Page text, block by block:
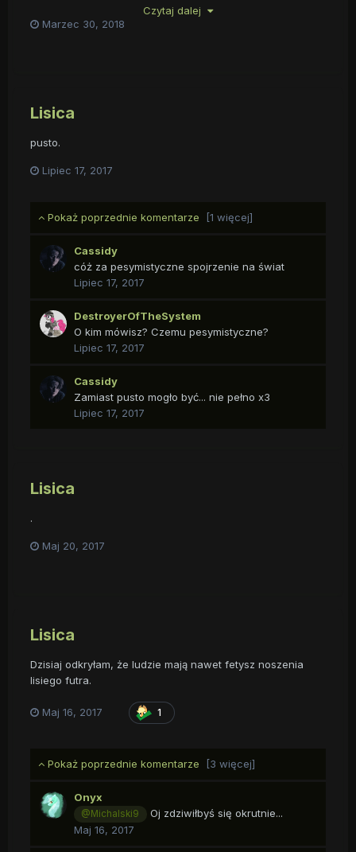
Czytaj dalej
Marzec 30, 2018
Lisica
pusto.
Lipiec 17, 2017
Pokaż poprzednie komentarze [1 więcej]
Cassidy
cóż za pesymistyczne spojrzenie na świat
Lipiec 17, 2017
DestroyerOfTheSystem
O kim mówisz? Czemu pesymistyczne?
Lipiec 17, 2017
Cassidy
Zamiast pusto mogło być... nie pełno x3
Lipiec 17, 2017
Lisica
.
Maj 20, 2017
Lisica
Dzisiaj odkryłam, że ludzie mają nawet fetysz noszenia
lisiego futra.
Maj 16, 2017 1
Pokaż poprzednie komentarze [3 więcej]
Onyx
@Michalski9
Oj zdziwiłbyś się okrutnie...
Maj 16, 2017